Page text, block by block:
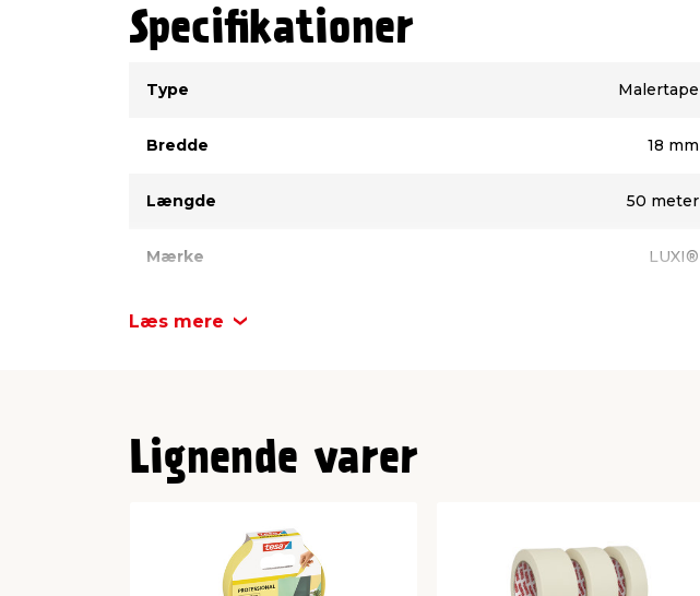
Specifikationer
Type
Malertape
Bredde 18 mm
Længde 50 meter
Mærke LUXI®
Læs mere
Lignende varer